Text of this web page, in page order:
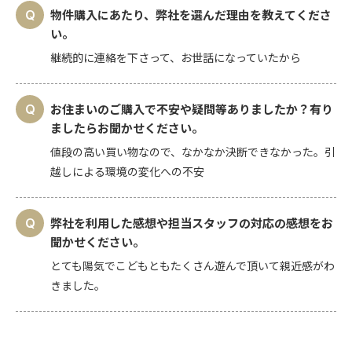
物件購入にあたり、弊社を選んだ理由を教えてくださ
い。
継続的に連絡を下さって、お世話になっていたから
お住まいのご購入で不安や疑問等ありましたか？有り
ましたらお聞かせください。
値段の高い買い物なので、なかなか決断できなかった。引
越しによる環境の変化への不安
弊社を利用した感想や担当スタッフの対応の感想をお
聞かせください。
とても陽気でこどもともたくさん遊んで頂いて親近感がわ
きました。